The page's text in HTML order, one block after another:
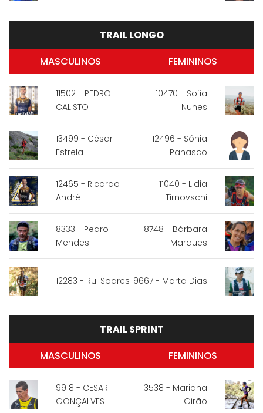
TRAIL LONGO
MASCULINOS
11502 - PEDRO
CALISTO
13499 - César
Estrela
12465 - Ricardo
André
8333 - Pedro
Mendes
12283 - Rui Soares
FEMININOS
10470 - Sofia
Nunes
12496 - Sónia
Panasco
11040 - Lidia
Tirnovschi
8748 - Bárbara
Marques
9667 - Marta Dias
TRAIL SPRINT
MASCULINOS
9918 - CESAR
GONÇALVES
FEMININOS
13538 - Mariana
Girão